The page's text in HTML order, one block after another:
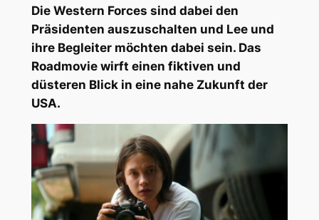
Die Western Forces sind dabei den
Präsidenten auszuschalten und Lee und
ihre Begleiter möchten dabei sein. Das
Roadmovie wirft einen fiktiven und
düsteren Blick in eine nahe Zukunft der
USA.